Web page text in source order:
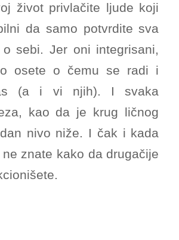
život privlačite ljude koji
da samo potvrdite sva
sebi. Jer oni integrisani,
osete o čemu se radi i
(a i vi njih). I svaka
kao da je krug ličnog
nivo niže. I čak i kada
znate kako da drugačije